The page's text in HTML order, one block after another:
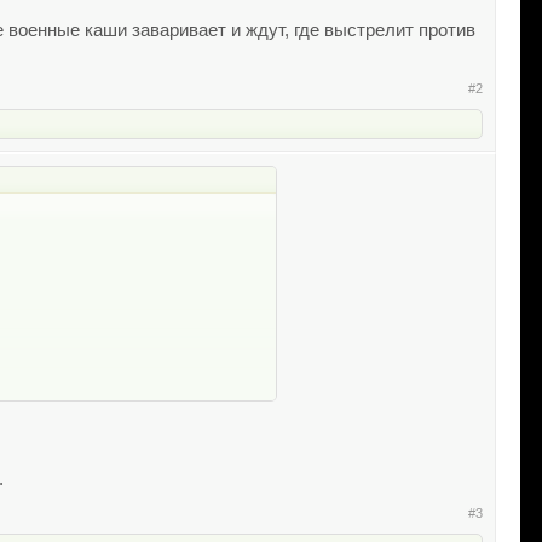
каши заваривает и ждут, где выстрелит против
#2
#3